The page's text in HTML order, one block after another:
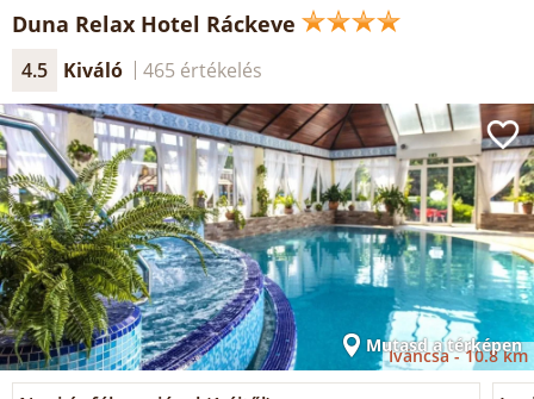
Duna Relax Hotel Ráckeve
4.5 Kiváló 465 értékelés
Mutasd a térképen
Iváncsa -10.8 km